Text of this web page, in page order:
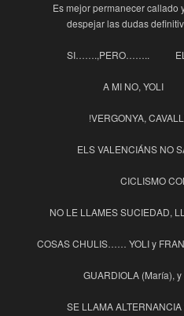
Es mejor permanecer callado
despejar las dudas
SI…….,PERO……..
A MI NO, YOLI
!VERGONYA,
ELS VALENCIÁNS NO
CICLISMO
NO LE LLAMES SUCIEDAD,
COSAS CHULIS…… YOLI y
GUARDIOLA (María), y
SE LLAMA